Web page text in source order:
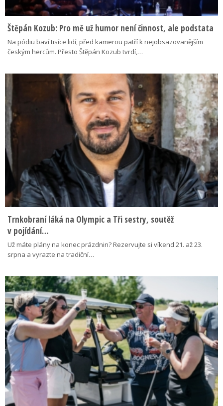
Štěpán Kozub: Pro mě už humor není činnost, ale podstata
Na pódiu baví tisíce lidí, před kamerou patří k nejobsazovanějším
českým hercům. Přesto Štěpán Kozub tvrdí,…
Trnkobraní láká na Olympic a Tři sestry, soutěž
v pojídání…
Už máte plány na konec prázdnin? Rezervujte si víkend 21. až 23.
srpna a vyrazte na tradiční…